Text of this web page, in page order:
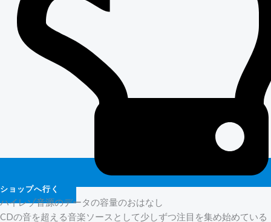
ショップへ行く
ハイレゾ音源のデータの容量のおはなし
CDの音を超える音楽ソースとして少しずつ注目を集め始めている